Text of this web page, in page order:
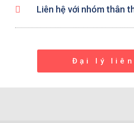
Liên hệ với nhóm thân
Đại lý liên